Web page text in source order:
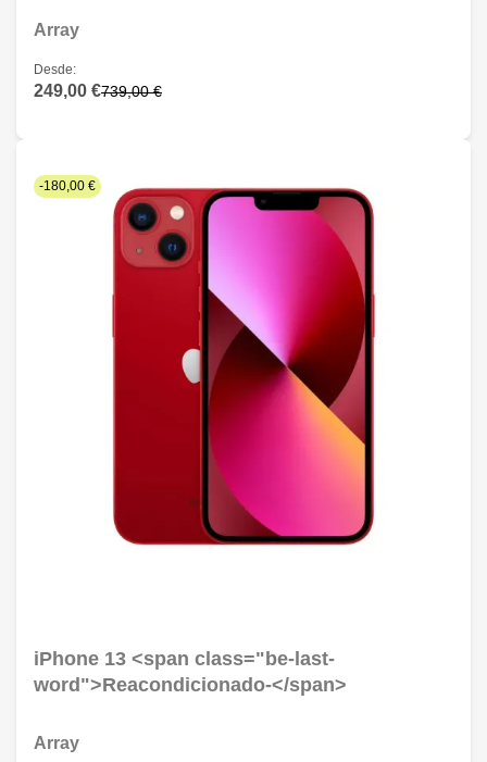
Array
Desde:
249,00 €739,00 €
-180,00 €
iPhone 13 <span class="be-last-
word">Reacondicionado-</span>
Array